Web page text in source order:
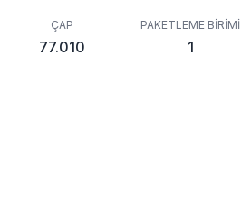
ÇAP
77.010
PAKETLEME BIRIMI
1